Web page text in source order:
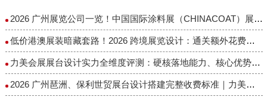
2026 广州展览公司一览！中国国际涂料展（CHINACOAT）展台设计搭建服务商推荐
低价港澳展装暗藏套路！2026 跨境展览设计：通关额外花费避雷指南
力美会展展台设计实力全维度评测：硬核落地能力、核心优势与适配场景解析
2026 广州琶洲、保利世贸展台设计搭建完整收费标准｜力美会展分级包干报价，全程无隐形增项